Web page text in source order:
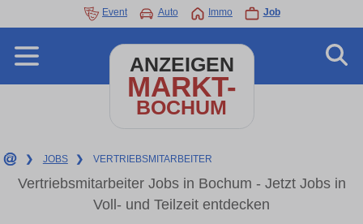
Event Auto Immo Job
ANZEIGEN
MARKT-
BOCHUM
❯ JOBS ❯ VERTRIEBSMITARBEITER
Vertriebsmitarbeiter Jobs in Bochum - Jetzt Jobs in
Voll- und Teilzeit entdecken